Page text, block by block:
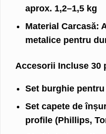
aprox. 1,2–1,5 kg
Material Carcasă:
metalice pentru
Accesorii Incluse 30
Set burghie
Set capete de
profile (Phillips,